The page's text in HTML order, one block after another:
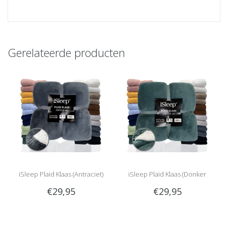
Gerelateerde producten
iSleep Plaid Klaas (Antraciet)
€29,95
iSleep Plaid Klaas (Donker
Groen)
€29,95